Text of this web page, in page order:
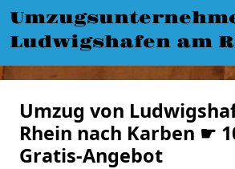
Ludwigshafen am
Umzug von
Rhein nach Karben ☛
Gratis-Angebot